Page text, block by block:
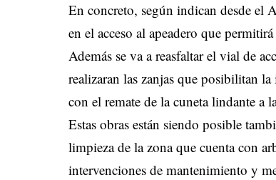
En concreto, según indican desde el
en el acceso al apeadero que
Además se va a reasfaltar el vial de
realizaran las zanjas que posibilitan
con el remate de la cuneta lindante a
Estas obras están siendo posible
limpieza de la zona que cuenta con
intervenciones de mantenimiento y